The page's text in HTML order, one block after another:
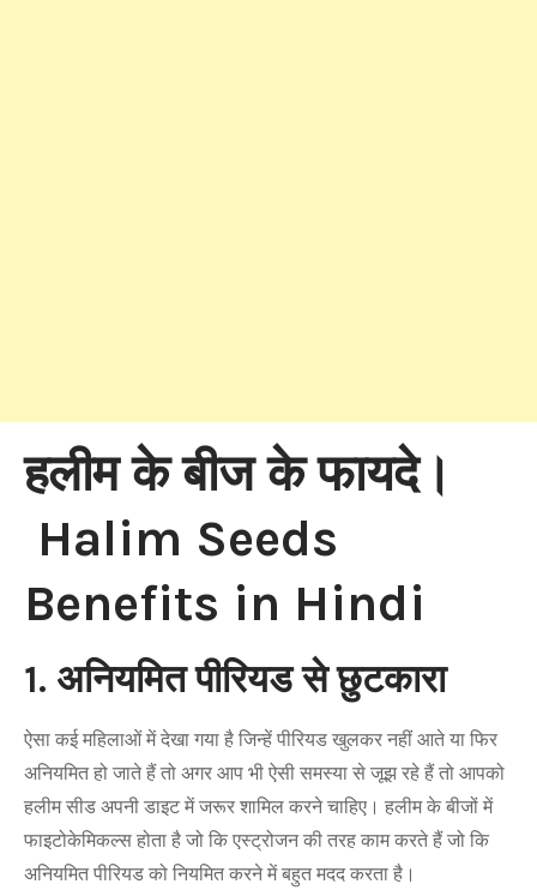
हलीम के बीज के फायदे।
Halim Seeds
Benefits in Hindi
1. अनियमित पीरियड से छुटकारा
ऐसा कई महिलाओं में देखा गया है जिन्हें पीरियड खुलकर नहीं आते या फिर
अनियमित हो जाते हैं तो अगर आप भी ऐसी समस्या से जूझ रहे हैं तो आपको
हलीम सीड अपनी डाइट में जरूर शामिल करने चाहिए। हलीम के बीजों में
फाइटोकेमिकल्स होता है जो कि एस्ट्रोजन की तरह काम करते हैं जो कि
अनियमित पीरियड को नियमित करने में बहुत मदद करता है।